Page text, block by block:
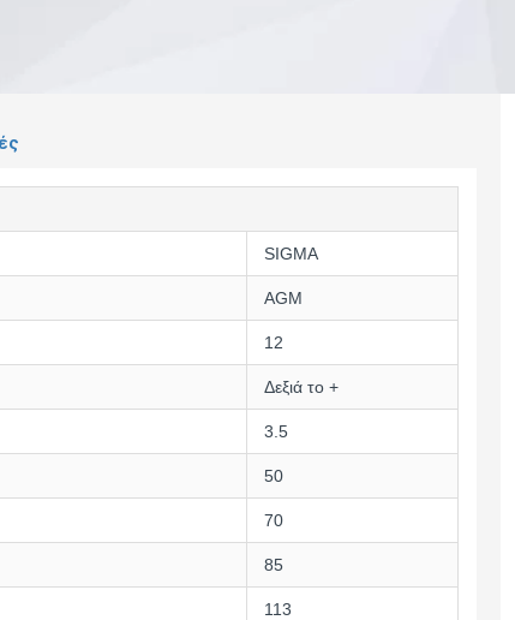
SIGMA
AGM
12
Δεξιά το +
3.5
50
70
85
113